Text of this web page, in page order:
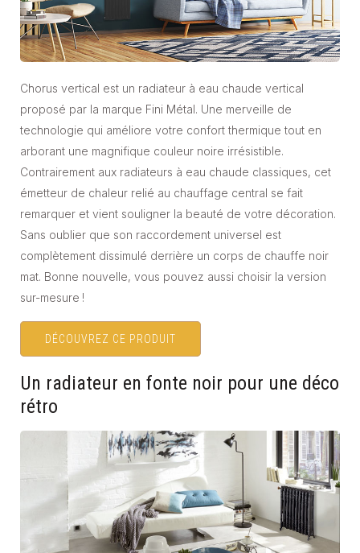
Chorus vertical est un radiateur à eau chaude vertical
proposé par la marque Fini Métal. Une merveille de
technologie qui améliore votre confort thermique tout en
arborant une magnifique couleur noire irrésistible.
Contrairement aux radiateurs à eau chaude classiques, cet
émetteur de chaleur relié au chauffage central se fait
remarquer et vient souligner la beauté de votre décoration.
Sans oublier que son raccordement universel est
complètement dissimulé derrière un corps de chauffe noir
mat. Bonne nouvelle, vous pouvez aussi choisir la version
sur-mesure !
DÉCOUVREZ CE PRODUIT
Un radiateur en fonte noir pour une déco
rétro